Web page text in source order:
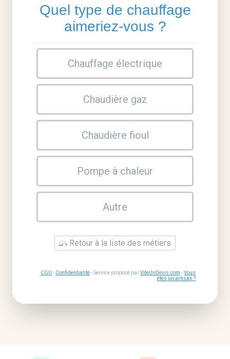
Quel type de chauffage
aimeriez-vous ?
Chauffage électrique
Chaudière gaz
Chaudière fioul
Pompe à chaleur
Autre
Retour à la liste des métiers
CGU - Confidentialité- Service proposé parViteUnDevis.com -Vous
êtes un artisan ?